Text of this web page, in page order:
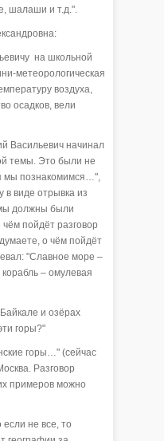
шалаши и т.д.".
на школьной
метеорологическая
воздуха,
осадков, вели
Васильевич начинал
темы. Это были не
мы познакомимся…",
в виде отрывка из
должны были
пойдёт разговор
о чём пойдёт
"Славное море –
– омулевая
и озёрах
горы?"
горы…" (сейчас
Разговор
примеров можно
не все, то